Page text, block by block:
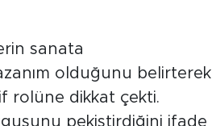
sanata
olduğunu belirterek
rolüne dikkat çekti.
pekiştirdiğini ifade